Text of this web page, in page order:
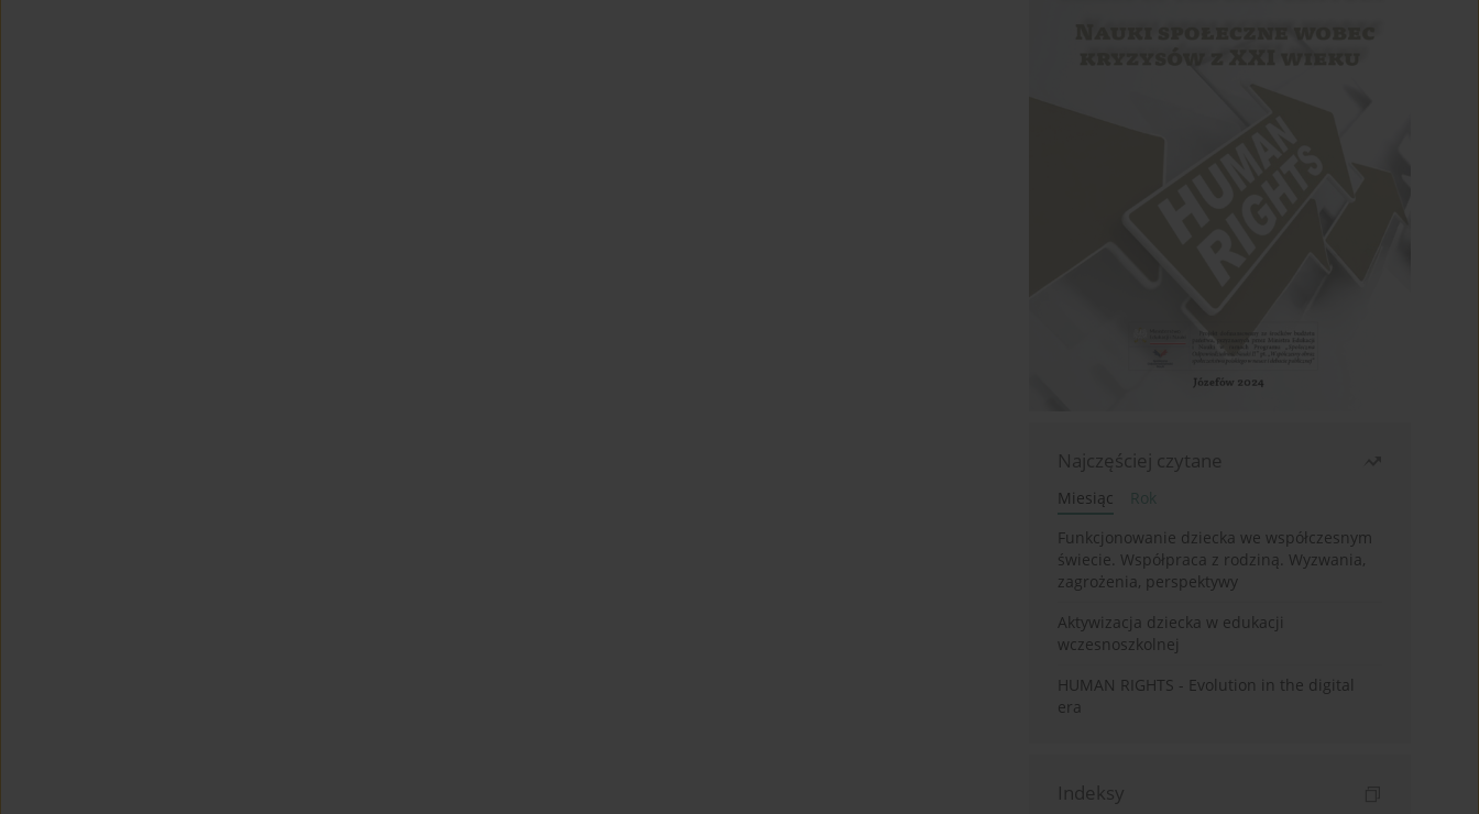
Najczęściej czytane
Miesiąc
Rok
Funkcjonowanie dziecka we współczesnym
świecie. Współpraca z rodziną. Wyzwania,
zagrożenia, perspektywy
Aktywizacja dziecka w edukacji
wczesnoszkolnej
HUMAN RIGHTS - Evolution in the digital
era
Indeksy